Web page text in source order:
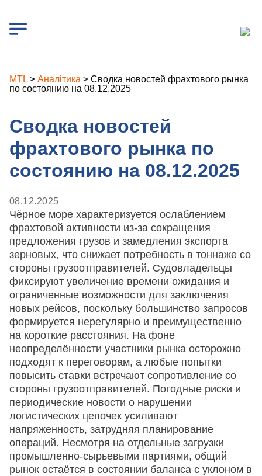
MTL > Аналітика > Сводка новостей фрахтового рынка
по состоянию на 08.12.2025
Сводка новостей
фрахтового рынка по
состоянию на 08.12.2025
08.12.2025
Чёрное море характеризуется ослаблением
фрахтовой активности из-за сокращения
предложения грузов и замедления экспорта
зерновых, что снижает потребность в тоннаже со
стороны грузоотправителей. Судовладельцы
фиксируют увеличение времени ожидания и
ограниченные возможности для заключения
новых рейсов, поскольку большинство запросов
формируется нерегулярно и преимущественно
на короткие расстояния. На фоне
неопределённости участники рынка осторожно
подходят к переговорам, а любые попытки
повысить ставки встречают сопротивление со
стороны грузоотправителей. Погодные риски и
периодические новости о нарушении
логистических цепочек усиливают
напряженность, затрудняя планирование
операций. Несмотря на отдельные загрузки
промышленно-сырьевыми партиями, общий
рынок остаётся в состоянии баланса с уклоном в